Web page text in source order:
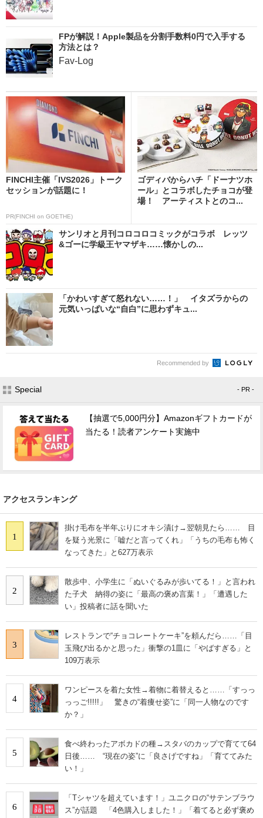
FPが解説！Apple製品を分割手数料0円で入手する
方法とは？
Fav-Log
FINCHI主催「IVS2026」トーク
セッションが話題に！
PR(FINCHI on GOETHE)
ゴディバからハチ「ドーナツホ
ール」とコラボしたチョコが登
場！ アーティストとのコ...
サンリオと月刊コロコロコミックがコラボ レッツ
&ゴーに学級王ヤマザキ……懐かしの...
「かわいすぎて怒れない……！」 イタズラからの
元気いっぱいな“自白”に思わずキュ...
Recommended by
Special - PR -
【抽選で5,000円分】Amazonギフトカードが
当たる！読者アンケート実施中
アクセスランキング
1
掛け毛布を半年ぶりにオキシ漬け→翌朝見たら…… 目
を疑う光景に「嘘だと言ってくれ」「うちの毛布も怖く
なってきた」と627万表示
2
散歩中、小学生に「ぬいぐるみが歩いてる！」と言われ
た子犬 納得の姿に「最高の褒め言葉！」「遭遇した
い」投稿者に話を聞いた
3
レストランで“チョコレートケーキ”を頼んだら……「目
玉飛び出るかと思った」衝撃の1皿に「やばすぎる」と
109万表示
4
ワンピースを着た女性→着物に着替えると……「すっっ
っっご!!!!!」 驚きの“着痩せ姿”に「同一人物なのです
か？」
5
食べ終わったアボカドの種→スタバのカップで育てて64
日後…… “現在の姿”に「良さげですね」「育ててみた
い！」
6
「Tシャツを超えています！」ユニクロの“サテンブラウ
ス”が話題 「4色購入しました！」「着てると必ず褒め